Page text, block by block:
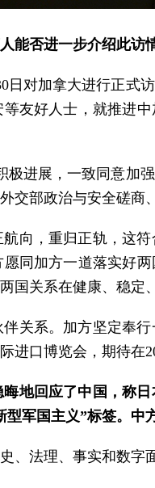
能否进一步介绍此访
对加拿大进行正
友好人士，就推进
进展，一致同意加
部政治与安全磋商
向，重归正轨，这
同加方一道落实好
关系在健康、稳定
关系。加方坚定奉
口博览会，期待在
地回应了中国，称
军国主义”标签。中
法理、事实和数字